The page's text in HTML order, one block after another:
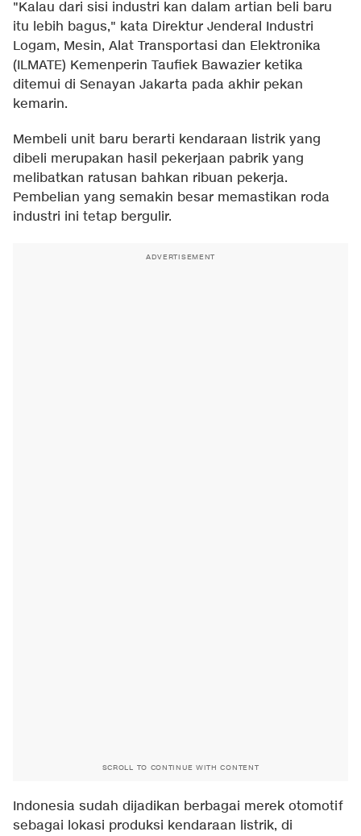
"Kalau dari sisi industri kan dalam artian beli baru
itu lebih bagus," kata Direktur Jenderal Industri
Logam, Mesin, Alat Transportasi dan Elektronika
(ILMATE) Kemenperin Taufiek Bawazier ketika
ditemui di Senayan Jakarta pada akhir pekan
kemarin.
Membeli unit baru berarti kendaraan listrik yang
dibeli merupakan hasil pekerjaan pabrik yang
melibatkan ratusan bahkan ribuan pekerja.
Pembelian yang semakin besar memastikan roda
industri ini tetap bergulir.
ADVERTISEMENT
SCROLL TO CONTINUE WITH CONTENT
Indonesia sudah dijadikan berbagai merek otomotif
sebagai lokasi produksi kendaraan listrik, di